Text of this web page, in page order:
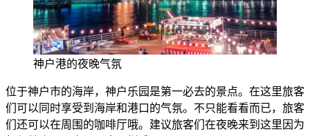
神户港的夜晚气氛
位于神户市的海岸，神户乐园是第一必去的景点。在这里旅客
们可以同时享受到海岸和港口的气氛。不只能看看而已，旅客
们还可以在周围的咖啡厅哦。建议旅客们在夜晚来到这里因为